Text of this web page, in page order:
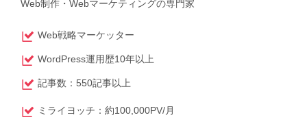
Web制作・Webマーケティングの専門家
Web戦略マーケッター
WordPress運用歴10年以上
記事数：550記事以上
ミライヨッチ：約100,000PV/月